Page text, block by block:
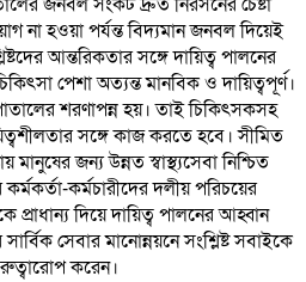
না হওয়া পর্যন্ত বিদ্যমান জনবল দিয়েই
আন্তরিকতার সঙ্গে দায়িত্ব পালনের
পেশা অত্যন্ত মানবিক ও দায়িত্বপূর্ণ।
শরণাপন্ন হয়। তাই চিকিৎসকসহ
সঙ্গে কাজ করতে হবে। সীমিত
জন্য উন্নত স্বাস্থ্যসেবা নিশ্চিত
কর্মচারীদের দলীয় পরিচয়ের
প্রাধান্য দিয়ে দায়িত্ব পালনের আহ্বান
সেবার মানোন্নয়নে সংশ্লিষ্ট সবাইকে
করেন।